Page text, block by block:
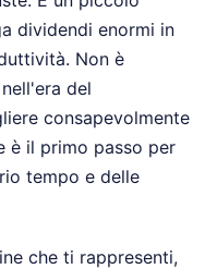
dividendi enormi in
Non è
del
consapevolmente
è il primo passo per
tempo e delle
che ti rappresenti,